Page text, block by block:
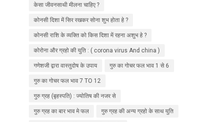
केसा जीवनसाथी मीलना चाहिए ?
कोनसी दिशा में सिर रखकर सोना शुभ होता हे ?
कोनसी राशि के व्यक्ति को किस दिशा में रहना अशुभ हे ?
कोरोना और ग्रहो की युति : ( corona virus And china )
गणेशजी द्वारा वास्तुदोष के उपाय गुरु का गोचर फल भाव 1 से 6
गुरु का गोचर फल भाव 7 TO 12
गुरु ग्रह (बृहस्पति) : ज्योतिष की नजर से
गुरु ग्रह का बार भाव मे फल गुरु ग्रह की अन्य ग्रहो के साथ युति